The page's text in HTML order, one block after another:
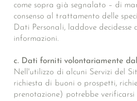
come sopra già segnalato – di
consenso al trattamento delle
Dati Personali, laddove decidesse
informazioni.
c. Dati forniti volontariamente
Nell'utilizzo di alcuni Servizi del
richiesta di buoni o prospetti,
prenotazione) potrebbe